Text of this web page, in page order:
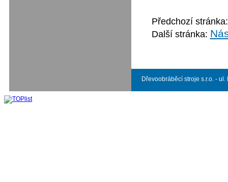
Předchozí
Další stránka:
Dřevoobráběcí stroje s.r.o. -